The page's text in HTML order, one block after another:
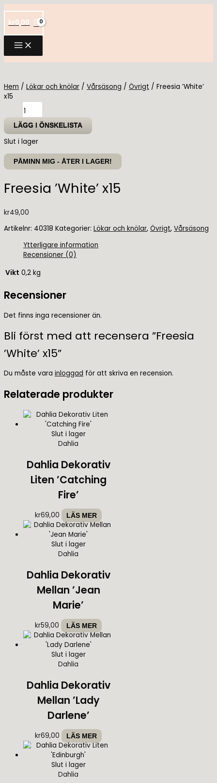
till
innehåll
kr0,00
Hem / Lökar och knölar / Vårsäsong / Övrigt / Freesia ’White’
x15
'White'
mängd
LÄGG I ÖNSKELISTA
Slut i lager
PÅMINN MIG - ÅTER I LAGER!
Freesia ’White’ x15
kr49,00
Artikelnr: 40318 Kategorier: Lökar och knölar, Övrigt, Vårsäsong
Ytterligare information
Recensioner (0)
Vikt 0,2 kg
Recensioner
Det finns inga recensioner än.
Bli först med att recensera ”Freesia
’White’ x15”
Du måste vara inloggad för att skriva en recension.
Relaterade produkter
Slut i lager
Dahlia
Dahlia Dekorativ
Liten ’Catching
Fire’
kr69,00 LÄS MER
Slut i lager
Dahlia
Dahlia Dekorativ
Mellan ’Jean
Marie’
kr59,00 LÄS MER
Slut i lager
Dahlia
Dahlia Dekorativ
Mellan ’Lady
Darlene’
kr69,00 LÄS MER
Slut i lager
Dahlia